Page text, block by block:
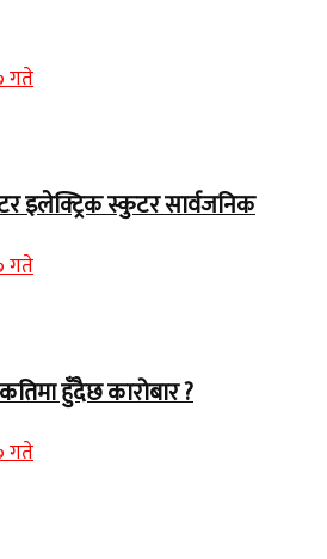
गते
इलेक्ट्रिक स्कुटर सार्वजनिक
गते
हुँदैछ कारोबार ?
गते